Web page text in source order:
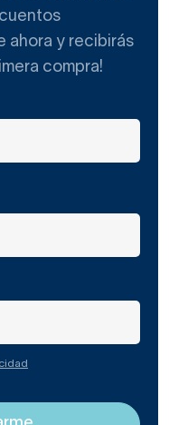
ahora y recibirás
compra!